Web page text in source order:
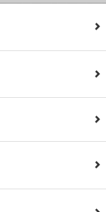
(1) 他のユーザー、第三者もしくは弊社の著作権又はその他の権利を侵害する行為、及び侵害する恐れのある行為。